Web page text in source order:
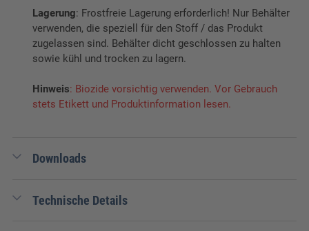
Lagerung: Frostfreie Lagerung erforderlich! Nur Behälter
verwenden, die speziell für den Stoff / das Produkt
zugelassen sind. Behälter dicht geschlossen zu halten
sowie kühl und trocken zu lagern.
Hinweis: Biozide vorsichtig verwenden. Vor Gebrauch
stets Etikett und Produktinformation lesen.
Downloads
SDB BestFarm Einweichschaum
Technische Details